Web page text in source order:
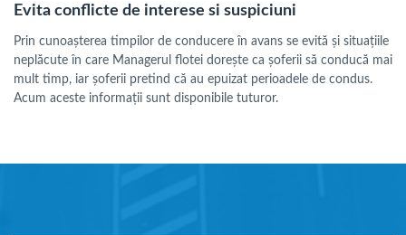
Evita conflicte de interese si suspiciuni
Prin cunoașterea timpilor de conducere în avans se evită și situațiile
neplăcute în care Managerul flotei dorește ca șoferii să conducă mai
mult timp, iar șoferii pretind că au epuizat perioadele de condus.
Acum aceste informații sunt disponibile tuturor.